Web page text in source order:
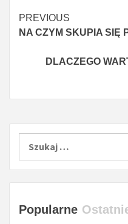
Czytaj
więcej
PREVIOUS
NA CZYM SKUPIA SIĘ
DLACZEGO
Popularne